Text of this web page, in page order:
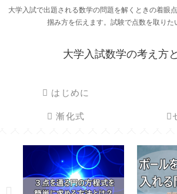
大学入試で出題される数学の問題を解くときの着眼
掴み方を伝えます。試験で点数を取りた
大学入試数学の考え方
はじめに
漸化式